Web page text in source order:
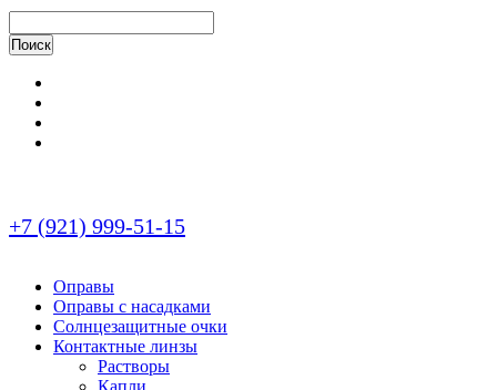
+7 (921) 999-51-15
Оправы
Оправы с насадками
Солнцезащитные очки
Контактные линзы
Растворы
Капли